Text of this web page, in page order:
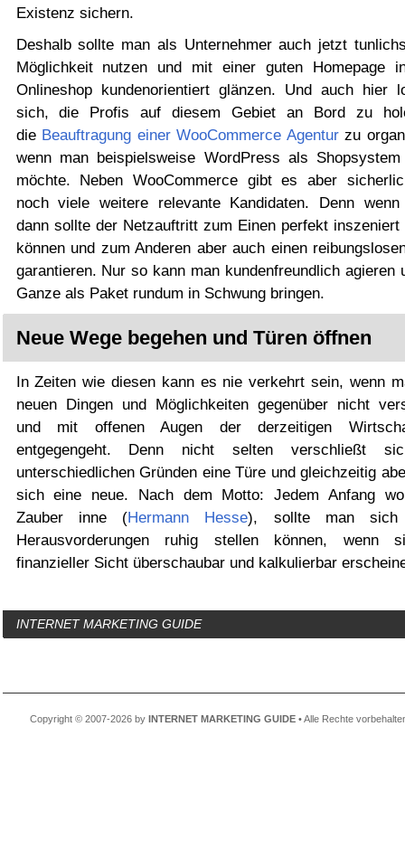
Existenz sichern.
Deshalb sollte man als Unternehmer auch jetzt
Möglichkeit nutzen und mit einer guten Homepage
Onlineshop kundenorientiert glänzen. Und auch hier
sich, die Profis auf diesem Gebiet an Bord zu
die Beauftragung einer WooCommerce Agenturzu
wenn man beispielsweise WordPress als
möchte. Neben WooCommerce gibt es aber
noch viele weitere relevante Kandidaten. Denn
dann sollte der Netzauftritt zum Einen perfekt inszeniert
können und zum Anderen aber auch einen
garantieren. Nur so kann man kundenfreundlich agieren
Ganze als Paket rundum in Schwung bringen.
Neue Wege begehen und Türen öffnen
In Zeiten wie diesen kann es nie verkehrt sein, wenn
neuen Dingen und Möglichkeiten gegenüber nicht
und mit offenen Augen der derzeitigen
entgegengeht. Denn nicht selten verschließt
unterschiedlichen Gründen eine Türe und gleichzeitig
sich eine neue. Nach dem Motto: Jedem Anfang
Zauber inne (Hermann Hesse), sollte man sich
Herausvorderungen ruhig stellen können, wenn
finanzieller Sicht überschaubar und kalkulierbar
INTERNET MARKETING GUIDE
Copyright © 2007-2026 by INTERNET MARKETING GUIDE• Alle Rechte